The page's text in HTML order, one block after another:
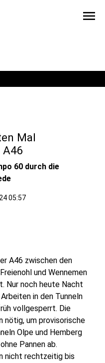
menu
Mal
60 durch die
05:57
A46 zwischen den
und Wennemen
Nur noch heute Nacht
in den Tunneln
vollgesperrt. Die
nötig, um provisorische
Olpe und Hemberg
Pannen ab.
nicht rechtzeitig bis